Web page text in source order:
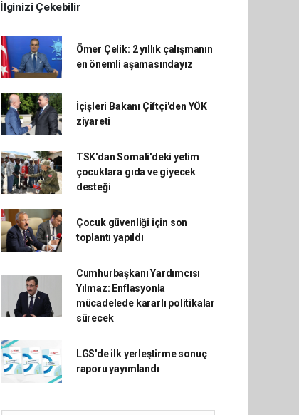
İlginizi Çekebilir
Ömer Çelik: 2 yıllık çalışmanın
en önemli aşamasındayız
İçişleri Bakanı Çiftçi'den YÖK
ziyareti
TSK'dan Somali'deki yetim
çocuklara gıda ve giyecek
desteği
Çocuk güvenliği için son
toplantı yapıldı
Cumhurbaşkanı Yardımcısı
Yılmaz: Enflasyonla
mücadelede kararlı politikalar
sürecek
LGS'de ilk yerleştirme sonuç
raporu yayımlandı